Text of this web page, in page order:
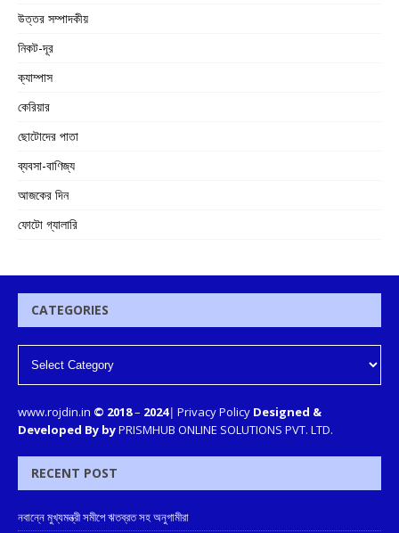
উত্তর সম্পাদকীয়
নিকট-দূর
ক্যাম্পাস
কেরিয়ার
ছোটোদের পাতা
ব্যবসা-বাণিজ্য
আজকের দিন
ফোটো গ্যালারি
CATEGORIES
www.rojdin.in © 2018– 2024| Privacy Policy Designed &
Developed By byPRISMHUB ONLINE SOLUTIONS PVT. LTD.
RECENT POST
নবান্নে মুখ্যমন্ত্রী সমীপে ঋতব্রত সহ অনুগামীরা